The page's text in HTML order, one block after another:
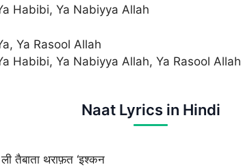
Habibi, Ya Nabiyya Allah
Ya Rasool Allah
Habibi, Ya Nabiyya Allah, Ya Rasool Allah
Naat Lyrics in Hindi
तैबाता थराफ़त ‘इश्कन